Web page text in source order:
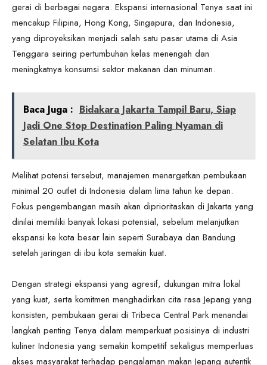
gerai di berbagai negara. Ekspansi internasional Tenya saat ini
mencakup Filipina, Hong Kong, Singapura, dan Indonesia,
yang diproyeksikan menjadi salah satu pasar utama di Asia
Tenggara seiring pertumbuhan kelas menengah dan
meningkatnya konsumsi sektor makanan dan minuman.
Baca Juga : Bidakara Jakarta Tampil Baru, Siap
Jadi One Stop Destination Paling Nyaman di
Selatan Ibu Kota
Melihat potensi tersebut, manajemen menargetkan pembukaan
minimal 20 outlet di Indonesia dalam lima tahun ke depan.
Fokus pengembangan masih akan diprioritaskan di Jakarta yang
dinilai memiliki banyak lokasi potensial, sebelum melanjutkan
ekspansi ke kota besar lain seperti Surabaya dan Bandung
setelah jaringan di ibu kota semakin kuat.
Dengan strategi ekspansi yang agresif, dukungan mitra lokal
yang kuat, serta komitmen menghadirkan cita rasa Jepang yang
konsisten, pembukaan gerai di Tribeca Central Park menandai
langkah penting Tenya dalam memperkuat posisinya di industri
kuliner Indonesia yang semakin kompetitif sekaligus memperluas
akses masyarakat terhadap pengalaman makan Jepang autentik